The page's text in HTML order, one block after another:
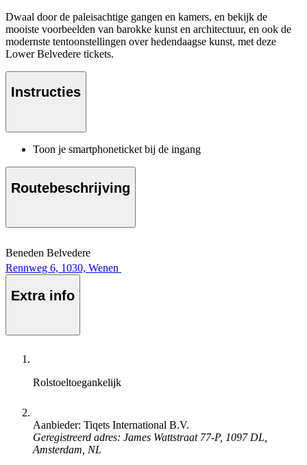
Dwaal door de paleisachtige gangen en kamers, en bekijk de
mooiste voorbeelden van barokke kunst en architectuur, en ook de
modernste tentoonstellingen over hedendaagse kunst, met deze
Lower Belvedere tickets.
Instructies
Toon je smartphoneticket bij de ingang
Routebeschrijving
Beneden Belvedere
Rennweg 6, 1030, Wenen
Extra info
Rolstoeltoegankelijk
Aanbieder: Tiqets International B.V.
Geregistreerd adres: James Wattstraat 77-P, 1097 DL,
Amsterdam, NL